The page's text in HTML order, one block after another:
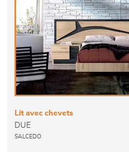
Lit avec chevets
DUE
SALCEDO